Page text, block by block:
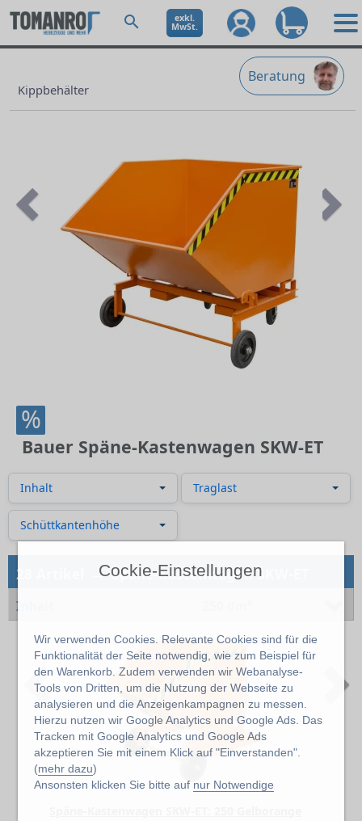
Cockie-Einstellungen
Wir verwenden Cookies. Relevante Cookies sind für die
Funktionalität der Seite notwendig, wie zum Beispiel für
den Warenkorb. Zudem verwenden wir Webanalyse-
Tools von Dritten, um die Nutzung der Webseite zu
analysieren und die Anzeigenkampagnen zu messen.
Hierzu nutzen wir Google Analytics und Google Ads. Das
Tracken mit Google Analytics und Google Ads
akzeptieren Sie mit einem Klick auf "Einverstanden".
(mehr dazu)
Ansonsten klicken Sie bitte auf nur Notwendige
exkl.
MwSt.
Beratung
Kippbehälter
%
Bauer Späne-Kastenwagen SKW-ET
Inhalt Traglast
Schüttkantenhöhe
28 Artikel →Späne-Kastenwagen SKW-ET
Inhalt
Previous